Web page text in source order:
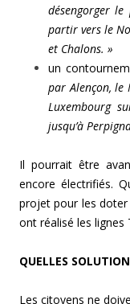
désengorger
partir vers le
et Chalons. »
un
par Alençon, le
Luxembourg
jusqu’à
Il pourrait être
encore électrifiés.
projet pour les doter
ont réalisé les lignes
QUELLES
Les citoyens ne